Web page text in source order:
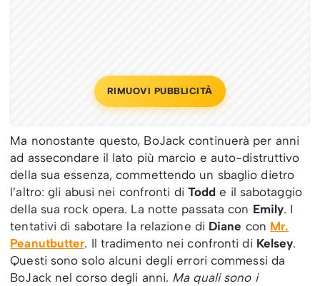
RIMUOVI PUBBLICITÀ
Ma nonostante questo, BoJack continuerà per anni
ad assecondare il lato più marcio e auto-distruttivo
della sua essenza, commettendo un sbaglio dietro
l’altro: gli abusi nei confronti di Todde il sabotaggio
della sua rock opera. La notte passata con Emily. I
tentativi di sabotare la relazione di Diane con Mr.
Peanutbutter. Il tradimento nei confronti di Kelsey.
Questi sono solo alcuni degli errori commessi da
BoJack nel corso degli anni. Ma quali sono i